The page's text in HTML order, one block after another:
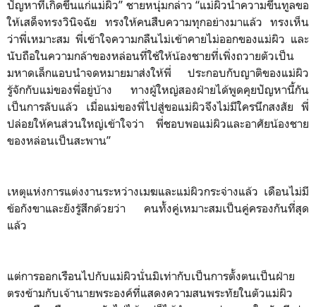
ปัญหาที่เกิดขึ้นแก่แม่ผิว” ชายหนุ่มกล่าว “แม่ผิวนำความขึ้นทูลขอ
ให้เสด็จทรงวินิจฉัย ทรงให้คนสืบความทุกอย่างมาแล้ว ทรงเห็น
ว่าพี่เหมาะสม พี่เข้าใจความกลืนไม่เข้าคายไม่ออกของแม่ผิว และ
นับถือในความกล้าของหล่อนที่ใช้ให้น้องชายที่เพิ่งถวายตัวเป็น
มหาดเล็กแอบนำจดหมายมาส่งให้พี่ ประกอบกับญาติของแม่ผิว
รู้จักกับแม่ของพี่อยู่บ้าง ทางผู้ใหญ่สองฝ่ายได้พูดคุยปัญหานี้กัน
เป็นการลับแล้ว เมื่อแม่ของพี่ไปสู่ขอแม่ผิวจึงไม่มีใครนึกสงสัย พี่
ปล่อยให้คนส่วนใหญ่เข้าใจว่า พี่ชอบพอแม่ผิวและอาศัยน้องชาย
ของหล่อนเป็นสะพาน”
เหตุแห่งการแต่งงานระหว่างเมฆและแม่ผิวกระจ่างแล้ว เดือนไม่มี
ข้อกังขาและยังรู้สึกด้วยว่า คนทั้งคู่เหมาะสมเป็นคู่ครองกันที่สุด
แล้ว
แต่การออกเรือนไปกับแม่ผิวนั่นมิเท่ากับเป็นการตั้งตนเป็นฝ่าย
ตรงข้ามกับเจ้านายพระองค์ที่แสดงความสนพระทัยในตัวแม่ผิว